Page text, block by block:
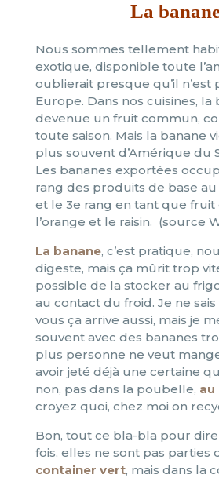
La
Nous sommes tellement
exotique, disponible toute
oublierait presque qu’il n’est
Europe. Dans nos cuisines, la
devenue un fruit commun,
toute saison. Mais la banane
plus souvent d’Amérique du
Les bananes exportées
rang des produits de base
et le 3e rang en tant que
l’orange et le raisin. (source
La banane, c’est pratique,
digeste, mais ça mûrit trop
possible de la stocker au
au contact du froid. Je ne sais
vous ça arrive aussi, mais je
souvent avec des bananes
plus personne ne veut
avoir jeté déjà une certaine
non, pas dans la poubelle,
croyez quoi, chez moi on
Bon, tout ce bla-bla pour
fois, elles ne sont pas parties
container vert, mais dans la